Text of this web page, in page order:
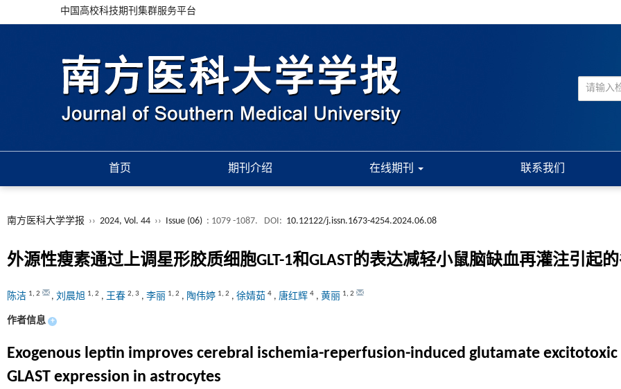
中国高校科技期刊集群服务平台
首页 期刊介绍 在线期刊 联系我们
南方医科大学学报 ›› 2024, Vol. 44 ›› Issue (06) : 1079 -1087. DOI: 10.12122/j.issn.1673-4254.2024.06.08
外源性瘦素通过上调星形胶质细胞GLT-1和GLAST的表达减轻小鼠脑缺血再灌注引起
陈洁 1, 2 , 刘晨旭 1, 2 , 王春 2, 3 , 李丽 1, 2 , 陶伟婷 1, 2 , 徐婧茹 4 , 唐红辉 4 , 黄丽 1, 2
作者信息 +
Exogenous leptin improves cerebral ischemia-reperfusion-induced glutamate excitotoxic
GLAST expression in astrocytes